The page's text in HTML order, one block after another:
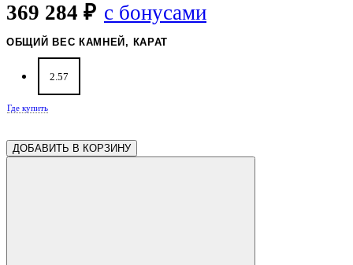
369 284 ₽ с бонусами
ОБЩИЙ ВЕС КАМНЕЙ, КАРАТ
2.57
Где купить
ДОБАВИТЬ В КОРЗИНУ